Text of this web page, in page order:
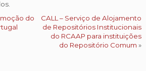
do
CALL – Serviço de Alojamento
de Repositórios Institucionais
do RCAAP para instituições
do Repositório Comum »